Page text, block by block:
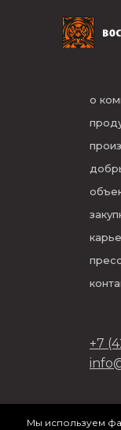
о
+7
Мы используем